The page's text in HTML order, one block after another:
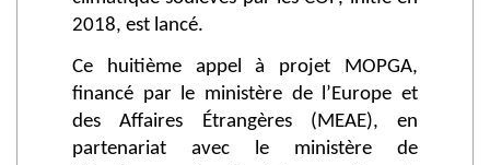
2018, est lancé.
Ce huitième appel à projet MOPGA,
financé par le ministère de l’Europe et
des Affaires Étrangères (MEAE), en
partenariat avec le ministère de